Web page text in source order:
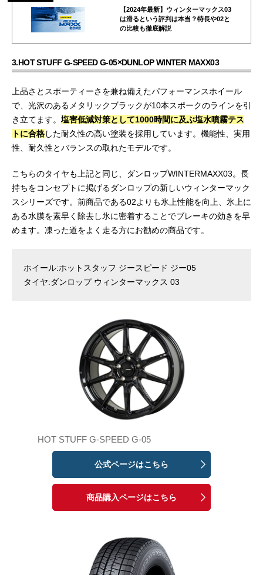
【2024年最新】ウィンターマックス03
は滑るという評判は本当？特長や02と
の比較も徹底解説
3.HOT STUFF G-SPEED G-05×DUNLOP WINTER MAXX03
上品さとスポーティーさを兼ね備えたパフォーマンスホイール
で、光沢のあるメタリックブラックが10本スポークのラインを引
き立てます。 塩害低減対策として1000時間に及ぶ塩水噴霧テス
トに合格した耐久性の高い塗装を採用しています。機能性、実用
性、耐久性とバランスの取れたモデルです。
こちらのタイヤも上記と同じ、ダンロップWINTERMAXX03。長
持ちをコンセプトに掲げるダンロップの新しいウィンターマック
スシリーズです。前商品である02よりも氷上性能を向上、氷上に
ある水膜を素早く除去し氷に密着することでブレーキの効きを早
めます。凍った道をよく走る方にお勧めの商品です。
ホイール:ホットスタッフ ジースピード ジー05
タイヤ:ダンロップ ウィンターマックス 03
HOT STUFF G-SPEED G-05
公式ページはこちら
商品購入ページはこちら